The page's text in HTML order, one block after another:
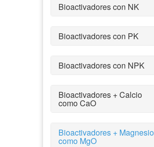
Bioactivadores con NK
Bioactivadores con PK
Bioactivadores con NPK
Bioactivadores + Calcio
como CaO
Bioactivadores + Magnesio
como MgO